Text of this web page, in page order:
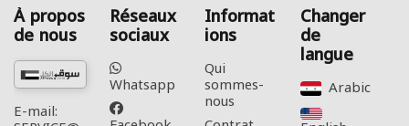
À propos
de nous
E-mail:
Réseaux
sociaux
Whatsapp
Informat
ions
Qui
sommes-
nous
Changer
de
langue
Arabic‎